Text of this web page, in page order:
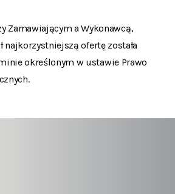
Zamawiającym a Wykonawcą,
najkorzystniejszą ofertę została
określonym w ustawie Prawo